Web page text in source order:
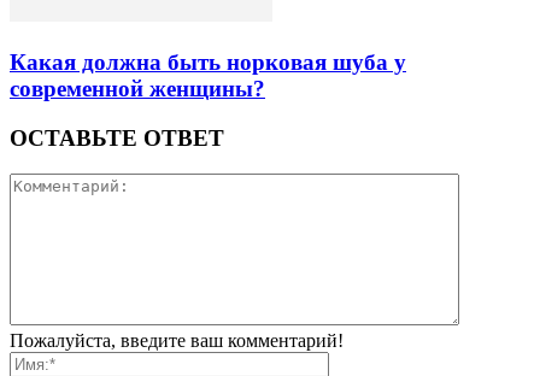
Какая должна быть норковая шуба у
современной женщины?
ОСТАВЬТЕ ОТВЕТ
Пожалуйста, введите ваш комментарий!